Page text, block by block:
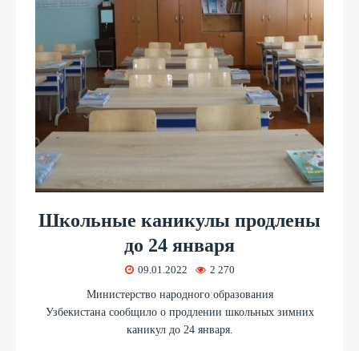
Школьные каникулы продлены
до 24 января
09.01.2022 2 270
Министерство народного образования
Узбекистана сообщило о продлении школьных зимних
каникул до 24 января.